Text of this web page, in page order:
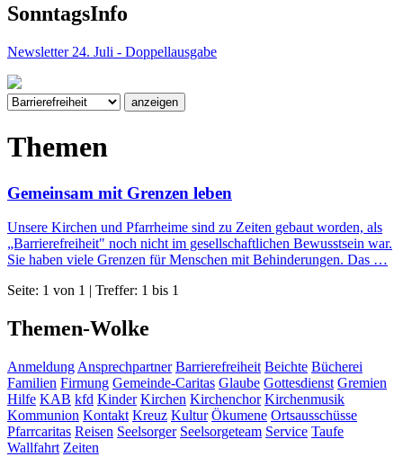
SonntagsInfo
Newsletter 24. Juli - Doppellausgabe
Themen
Gemeinsam mit Grenzen leben
Unsere Kirchen und Pfarrheime sind zu Zeiten gebaut worden, als
„Barrierefreiheit" noch nicht im gesellschaftlichen Bewusstsein war.
Sie haben viele Grenzen für Menschen mit Behinderungen. Das …
Seite: 1 von 1 | Treffer: 1 bis 1
Themen-Wolke
Anmeldung Ansprechpartner Barrierefreiheit Beichte Bücherei
Familien Firmung Gemeinde-Caritas Glaube Gottesdienst Gremien
Hilfe KAB kfd Kinder Kirchen Kirchenchor Kirchenmusik
Kommunion Kontakt Kreuz Kultur Ökumene Ortsausschüsse
Pfarrcaritas Reisen Seelsorger Seelsorgeteam Service Taufe
Wallfahrt Zeiten